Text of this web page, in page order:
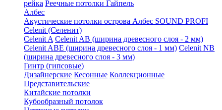
рейка Реечные потолки Гайпель
Албес
Акустические потолки острова Албес SOUND PROFI
Celenit (Селенит)
Celenit A Celenit AB (ширина древесного слоя - 2 мм)
Celenit ABE (ширина древесного слоя - 1 мм) Celenit NB
(ширина древесного слоя - 3 мм)
Гинтр (гипсовые)
Дизайнерские Кесонные Коллекционные
Представительские
Китайские потолки
Кубообразный потолок